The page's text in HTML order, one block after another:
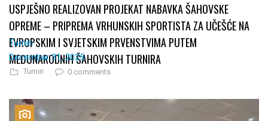
USPJEŠNO REALIZOVAN PROJEKAT NABAVKA ŠAHOVSKE
OPREME – PRIPREMA VRHUNSKIH SPORTISTA ZA UČEŠĆE NA
EVROPSKIM I SVJETSKIM PRVENSTVIMA PUTEM
MEĐUNARODNIH ŠAHOVSKIH TURNIRA
Turniri
Decembar 31, 2025
Turniri 0 comments